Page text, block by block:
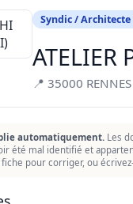
Syndic / Architecte
ATELIER
📍 35000 RENNES
automatiquement. Les
été mal identifié et
fiche pour corriger, ou